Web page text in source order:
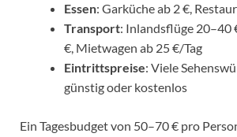
Essen: Garküche ab 2 €,
Transport: Inlandsflüge 20–40
€, Mietwagen ab 25 €/Tag
Eintrittspreise: Viele
günstig oder kostenlos
Ein Tagesbudget von 50–70 € pro